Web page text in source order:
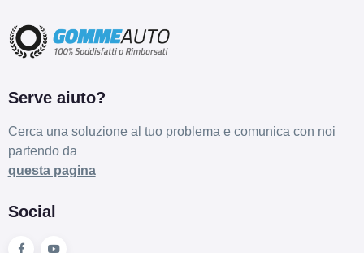
Serve aiuto?
Cerca una soluzione al tuo problema e comunica con noi
partendo da
questa pagina
Social